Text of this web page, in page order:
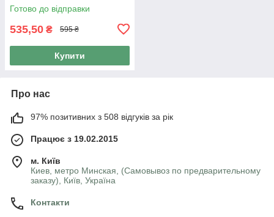
Готово до відправки
535,50 ₴ 595 ₴
Купити
Про нас
97% позитивних з 508 відгуків за рік
Працює з 19.02.2015
м. Київ
Киев, метро Минская, (Самовывоз по предварительному
заказу), Київ, Україна
Контакти